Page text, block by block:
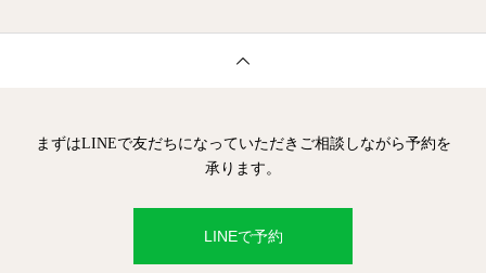
まずはLINEで友だちになっていただきご相談しながら予約を
承ります。
LINEで予約